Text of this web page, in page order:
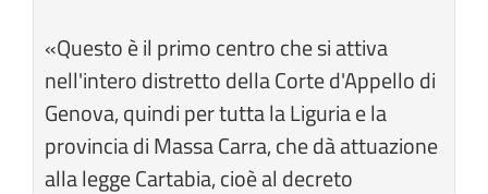
«Questo è il primo centro che si attiva
nell'intero distretto della Corte d'Appello di
Genova, quindi per tutta la Liguria e la
provincia di Massa Carra, che dà attuazione
alla legge Cartabia, cioè al decreto